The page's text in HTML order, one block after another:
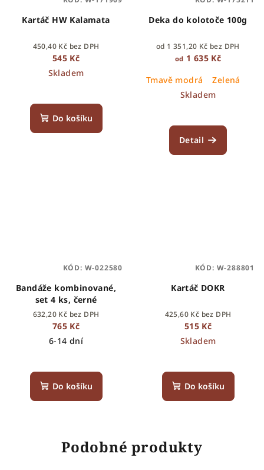
Kartáč HW Kalamata
450,40 Kč bez DPH
545 Kč
Skladem
Do košíku
Deka do kolotoče 100g
od 1 351,20 Kč bez DPH
od 1 635 Kč
Tmavě modrá
Zelená
Skladem
Detail
Bandáže kombinované,
set 4 ks, černé
632,20 Kč bez DPH
765 Kč
6-14 dní
Do košíku
KÓD: W-022580
Kartáč DOKR
425,60 Kč bez DPH
515 Kč
Skladem
Do košíku
KÓD: W-288801
Podobné produkty